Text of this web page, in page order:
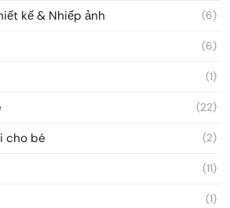
kế & Nhiếp ảnh (6)
(6)
(1)
(22)
cho bé (2)
(11)
(1)